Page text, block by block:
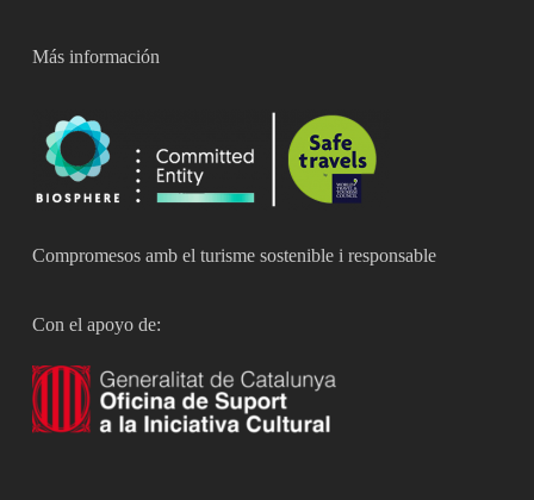
Más información
Compromesos amb el turisme sostenible i responsable
Con el apoyo de: